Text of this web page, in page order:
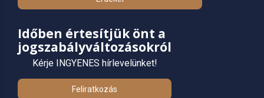
Időben értesítjük önt a
jogszabályváltozásokról
Kérje INGYENES hírlevelünket!
Feliratkozás